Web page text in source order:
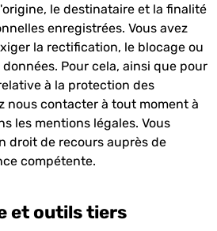
le destinataire et la finalité
enregistrées. Vous avez
la rectification, le blocage ou
Pour cela, ainsi que pour
à la protection des
nous contacter à tout moment à
les mentions légales. Vous
droit de recours auprès de
compétente.
et outils tiers